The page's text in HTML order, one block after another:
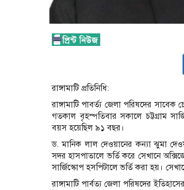
রাঙ্গামাটি প্রতিনিধি:
রাঙ্গামাটি পাবর্ত্য জেলা পরিষদের
গতকাল বৃহস্পতিবার সকালে চট্টগ্রাম
বয়স হয়েছিল ৯১ বছর।
ড. মানিক লাল দেওয়ানের কন্যা ঝুমা
সদর হাসপাতালে ভর্তি করে সেখানে
সার্জিস্কোপ হসপিটালে ভর্তি করা হয়।
রাঙ্গামাটি পার্বত্য জেলা পরিষদের